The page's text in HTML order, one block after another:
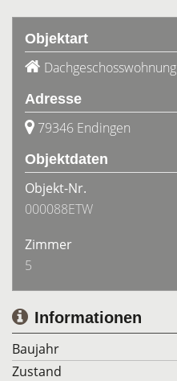
Objektart
Dachgeschosswohnung
Adresse
79346 Endingen
Objektdaten
Objekt-Nr.
000088ETW
Zimmer
5
Informationen
Baujahr
Zustand